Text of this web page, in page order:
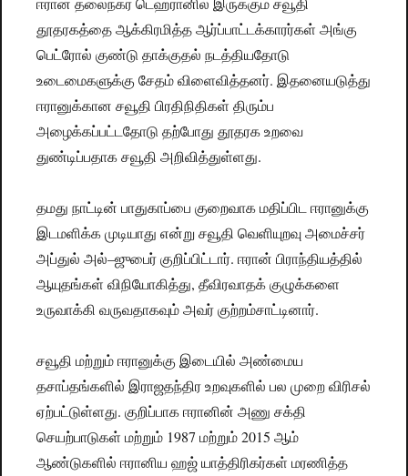
தூதரகத்தை ஆக்கிரமித்த ஆர்ப்பாட்டக்காரர்கள் அங்கு
பெட்ரோல் குண்டு தாக்குதல் நடத்தியதோடு
உடைமைகளுக்கு சேதம் விளைவித்தனர். இதனையடுத்து
ஈரானுக்கான சவூதி பிரதிநிதிகள் திரும்ப
அழைக்கப்பட்டதோடு தற்போது தூதரக உறவை
துண்டிப்பதாக சவூதி அறிவித்துள்ளது.
தமது நாட்டின் பாதுகாப்பை குறைவாக மதிப்பிட ஈரானுக்கு
இடமளிக்க முடியாது என்று சவூதி வெளியுறவு அமைச்சர்
அப்துல் அல்–ஜுபைர் குறிப்பிட்டார். ஈரான் பிராந்தியத்தில்
ஆயுதங்கள் விநியோகித்து, தீவிரவாதக் குழுக்களை
உருவாக்கி வருவதாகவும் அவர் குற்றம்சாட்டினார்.
சவூதி மற்றும் ஈரானுக்கு இடையில் அண்மைய
தசாப்தங்களில் இராஜதந்திர உறவுகளில் பல முறை விரிசல்
ஏற்பட்டுள்ளது. குறிப்பாக ஈரானின் அணு சக்தி
செயற்பாடுகள் மற்றும் 1987 மற்றும் 2015 ஆம்
ஆண்டுகளில் ஈரானிய ஹஜ் யாத்திரிகர்கள் மரணித்த